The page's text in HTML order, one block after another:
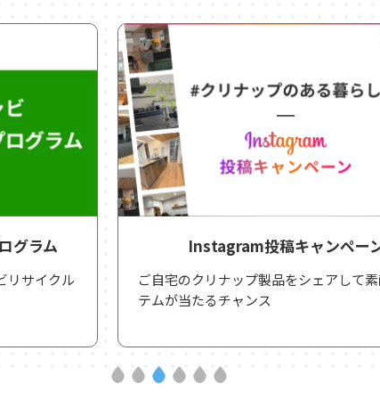
Instagram投稿キャンペーン
ご自宅のクリナップ製品をシェアして素敵なアイ
テムが当たるチャンス